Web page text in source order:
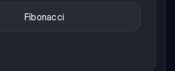
Fibonacci